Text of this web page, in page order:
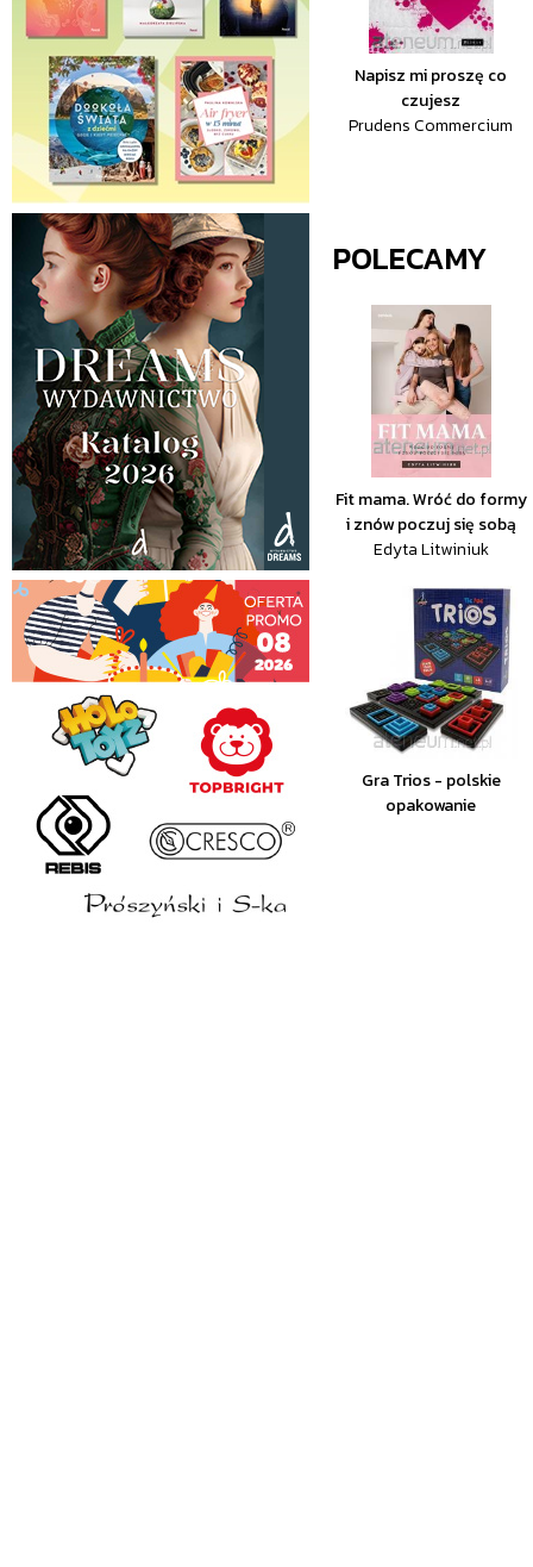
Napisz mi proszę co
czujesz
Prudens Commercium
POLECAMY
Fit mama. Wróć do formy
i znów poczuj się sobą
Edyta Litwiniuk
Gra Trios - polskie
opakowanie